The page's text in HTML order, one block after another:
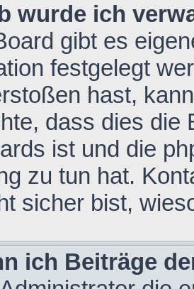
wurde ich
gibt es
festgelegt
hast,
dass dies die
ist und die
zu tun hat.
sicher bist,
ich Beiträge